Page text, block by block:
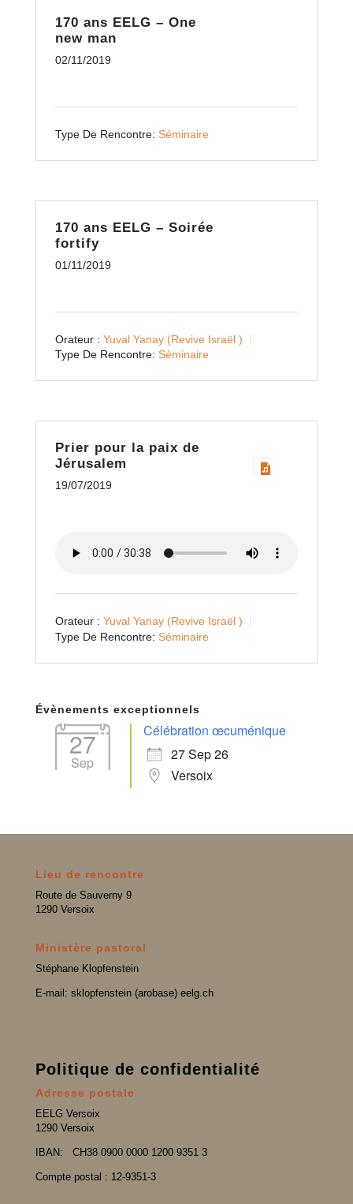
170 ans EELG – One
new man
02/11/2019
Type De Rencontre: Séminaire
170 ans EELG – Soirée
fortify
01/11/2019
Orateur : Yuval Yanay (Revive Israël )
Type De Rencontre: Séminaire
Prier pour la paix de
Jérusalem
19/07/2019
Orateur : Yuval Yanay (Revive Israël )
Type De Rencontre: Séminaire
Évènements exceptionnels
27
Sep
Célébration œcuménique
27 Sep 26
Versoix
Lieu de rencontre
Route de Sauverny 9
1290 Versoix
Ministère pastoral
Stéphane Klopfenstein
E-mail: sklopfenstein (arobase) eelg.ch
Politique de confidentialité
Adresse postale
EELG Versoix
1290 Versoix
IBAN: CH38 0900 0000 1200 9351 3
Compte postal : 12-9351-3